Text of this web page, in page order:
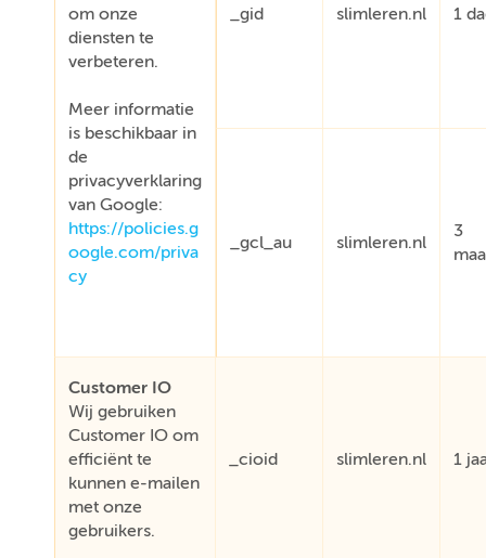
om onze
diensten te
verbeteren.
Meer informatie
is beschikbaar in
de
privacyverklaring
van Google:
https://policies.g
oogle.com/priva
cy
_gid slimleren.nl 1
_gcl_au slimleren.nl
3
Customer IO
Wij gebruiken
Customer IO om
efficiënt te
kunnen e-mailen
met onze
gebruikers.
_cioid slimleren.nl 1